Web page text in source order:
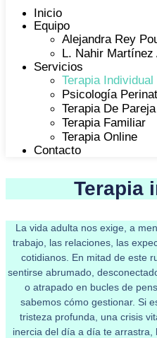
Inicio
Equipo
Alejandra Rey
L. Nahir Martínez
Servicios
Terapia Individual
Psicología
Terapia De Pareja
Terapia Familiar
Terapia Online
Contacto
Terapia
La vida adulta nos exige, a
trabajo, las relaciones, las
cotidianos. En mitad de este
sentirse abrumado,
o atrapado en bucles de
sabemos cómo gestionar. Si
tristeza profunda, una crisis
inercia del día a día te arrastra,